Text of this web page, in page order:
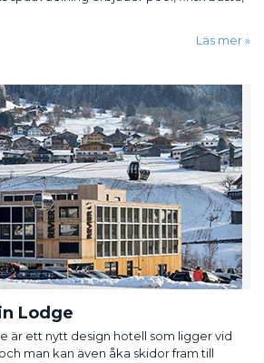
Läs mer
Lodge
är ett nytt design hotell som ligger vid
man kan även åka skidor fram till